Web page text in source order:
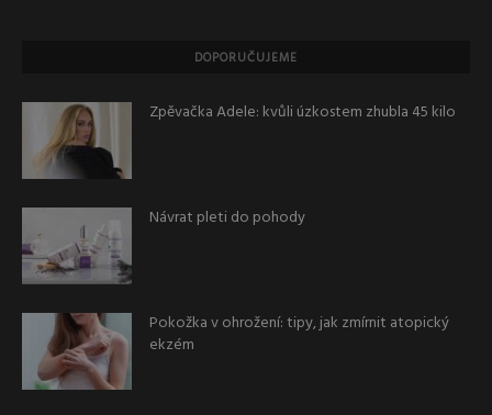
DOPORUČUJEME
Zpěvačka Adele: kvůli úzkostem zhubla 45 kilo
Návrat pleti do pohody
Pokožka v ohrožení: tipy, jak zmírnit atopický
ekzém